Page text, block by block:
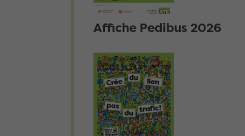
Affiche Pedibus 2026